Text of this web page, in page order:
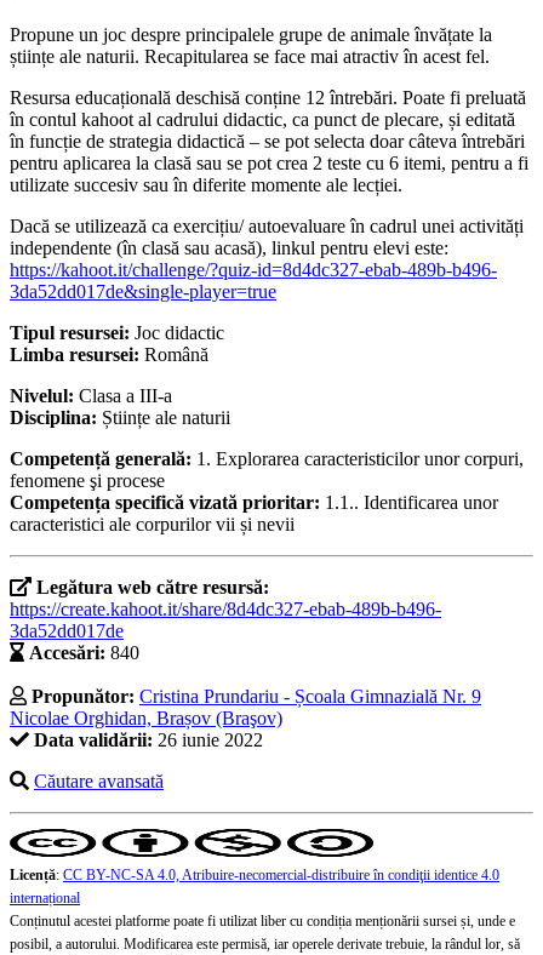
Propune un joc despre principalele grupe de animale învățate la
științe ale naturii. Recapitularea se face mai atractiv în acest fel.
Resursa educațională deschisă conține 12 întrebări. Poate fi preluată
în contul kahoot al cadrului didactic, ca punct de plecare, și editată
în funcție de strategia didactică – se pot selecta doar câteva întrebări
pentru aplicarea la clasă sau se pot crea 2 teste cu 6 itemi, pentru a fi
utilizate succesiv sau în diferite momente ale lecției.
Dacă se utilizează ca exercițiu/ autoevaluare în cadrul unei activități
independente (în clasă sau acasă), linkul pentru elevi este:
https://kahoot.it/challenge/?quiz-id=8d4dc327-ebab-489b-b496-
3da52dd017de&single-player=true
Tipul resursei: Joc didactic
Limba resursei: Română
Nivelul: Clasa a III-a
Disciplina: Științe ale naturii
Competență generală: 1. Explorarea caracteristicilor unor corpuri,
fenomene şi procese
Competența specifică vizată prioritar: 1.1.. Identificarea unor
caracteristici ale corpurilor vii și nevii
Legătura web către resursă:
https://create.kahoot.it/share/8d4dc327-ebab-489b-b496-
3da52dd017de
Accesări: 840
Propunător: Cristina Prundariu - Școala Gimnazială Nr. 9
Nicolae Orghidan, Brașov (Braşov)
Data validării: 26 iunie 2022
Căutare avansată
Licență: CC BY-NC-SA 4.0, Atribuire-necomercial-distribuire în condiţii identice 4.0
internațional
Conținutul acestei platforme poate fi utilizat liber cu condiția menționării sursei și, unde e
posibil, a autorului. Modificarea este permisă, iar operele derivate trebuie, la rândul lor, să